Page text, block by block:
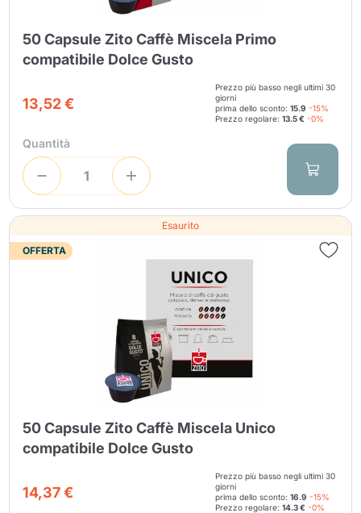
50 Capsule Zito Caffè Miscela Primo
compatibile Dolce Gusto
13,52 €
Prezzo più basso negli ultimi 30
giorni
prima dello sconto: 15.9 -15%
Prezzo regolare: 13.5 € -0%
Quantità
Esaurito
OFFERTA
50 Capsule Zito Caffè Miscela Unico
compatibile Dolce Gusto
14,37 €
Prezzo più basso negli ultimi 30
giorni
prima dello sconto: 16.9 -15%
Prezzo regolare: 14.3 € -0%